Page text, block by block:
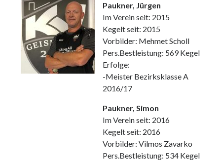
Paukner, Jürgen
Im Verein seit: 2015
Kegelt seit: 2015
Vorbilder: Mehmet Scholl
Pers.Bestleistung: 569 Kegel
Erfolge:
-Meister Bezirksklasse A
2016/17
Paukner, Simon
Im Verein seit: 2016
Kegelt seit: 2016
Vorbilder: Vilmos Zavarko
Pers.Bestleistung: 534 Kegel